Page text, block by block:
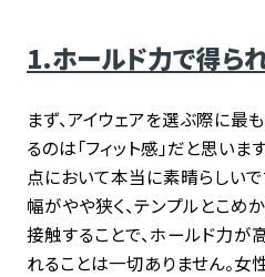
1.ホールド力で得ら
まず、アイウェアを選ぶ際に最
るのは「フィット感」だと思い
点において本当に素晴らしい
幅がやや狭く、テンプルとこ
接触することで、ホールド力が
れることは一切ありません。女